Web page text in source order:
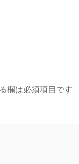
欄は必須項目です